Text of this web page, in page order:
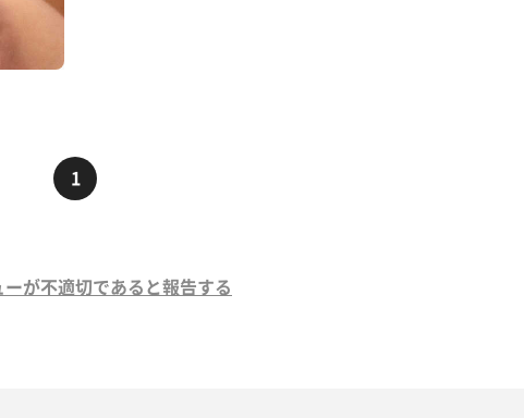
1
ーが不適切であると報告する